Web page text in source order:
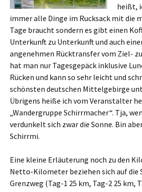
heißt,
immer alle Dinge im Rucksack mit die
Tage braucht sondern es gibt einen
Unterkunft zu Unterkunft und auch
angenehmen Rücktransfer vom Ziel-
hat man nur Tagesgepäck inklusive
Rücken und kann so sehr leicht und
schönsten deutschen Mittelgebirge
Übrigens heiße ich vom Veranstalter
„Wandergruppe Schirrmacher“. Tja,
verdunkelt sich zwar die Sonne. Bin
Schirrmi.
Eine kleine Erläuterung noch zu den
Netto-Kilometer beziehen sich auf die
Grenzweg (Tag-1 25 km, Tag-2 25 km,